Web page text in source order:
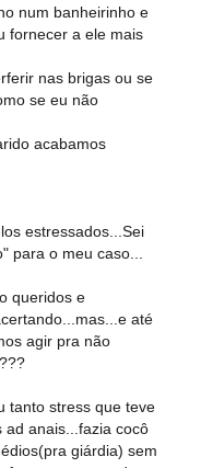
num banheirinho e
fornecer a ele mais
nas brigas ou se
se eu não
acabamos
estressados...Sei
para o meu caso...
queridos e
até
agir pra não
tanto stress que teve
ad anais...fazia cocô
giárdia) sem